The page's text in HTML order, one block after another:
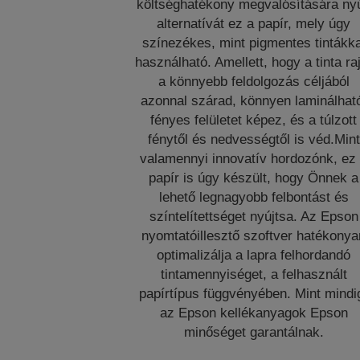
költséghatékony megvalósítására
alternatívát ez a papír, mely úgy
színezékes, mint pigmentes
használható. Amellett, hogy a tinta
a könnyebb feldolgozás céljából
azonnal szárad, könnyen
fényes felületet képez, és a túlzott
fénytől és nedvességtől is véd.Mint
valamennyi innovatív hordozónk, ez
papír is úgy készült, hogy Önnek a
lehető legnagyobb felbontást és
színtelítettséget nyújtsa. Az Epson
nyomtatóillesztő szoftver
optimalizálja a lapra felhordandó
tintamennyiséget, a felhasznált
papírtípus függvényében. Mint
az Epson kellékanyagok Epson
minőséget garantálnak.